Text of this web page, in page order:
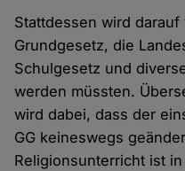
Stattdessen wird
Grundgesetz, die
Schulgesetz und
werden müssten.
wird dabei, dass der
GG keineswegs
Religionsunterricht ist